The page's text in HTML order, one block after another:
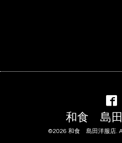
和食 島
©2026 和食 島田洋服店.